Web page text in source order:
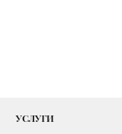
УСЛУГИ